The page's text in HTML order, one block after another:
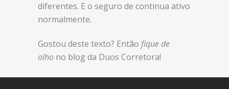
diferentes. E o seguro de continua ativo
normalmente.
Gostou deste texto? Então fique de
olho no blog da Duos Corretora!